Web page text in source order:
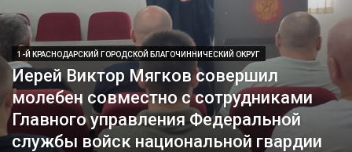
1-Й КРАСНОДАРСКИЙ ГОРОДСКОЙ БЛАГОЧИННИЧЕСКИЙ ОКРУГ
Иерей Виктор Мягков совершил
молебен совместно с сотрудниками
Главного управления Федеральной
службы войск национальной гвардии